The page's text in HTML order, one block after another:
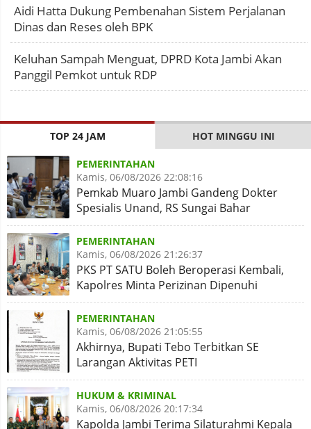
Aidi Hatta Dukung Pembenahan Sistem Perjalanan
Dinas dan Reses oleh BPK
Keluhan Sampah Menguat, DPRD Kota Jambi Akan
Panggil Pemkot untuk RDP
TOP 24 JAM HOT MINGGU INI
PEMERINTAHAN
Kamis, 06/08/2026 22:08:16
Pemkab Muaro Jambi Gandeng Dokter
Spesialis Unand, RS Sungai Bahar
Disiapkan Naik Kelas
PEMERINTAHAN
Kamis, 06/08/2026 21:26:37
PKS PT SATU Boleh Beroperasi Kembali,
Kapolres Minta Perizinan Dipenuhi
PEMERINTAHAN
Kamis, 06/08/2026 21:05:55
Akhirnya, Bupati Tebo Terbitkan SE
Larangan Aktivitas PETI
HUKUM & KRIMINAL
Kamis, 06/08/2026 20:17:34
Kapolda Jambi Terima Silaturahmi Kepala